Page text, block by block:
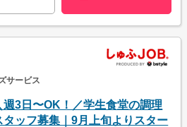
サービス
週3日〜OK！／学生食堂の調理
タッフ募集｜9月上旬よりスター